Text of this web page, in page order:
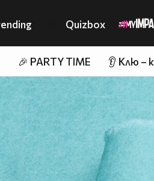
Quizbox
🎉 PARTY TIME 👂 Клю –